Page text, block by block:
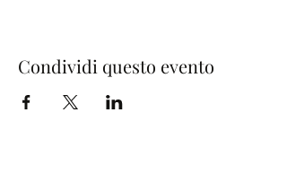
Condividi questo evento